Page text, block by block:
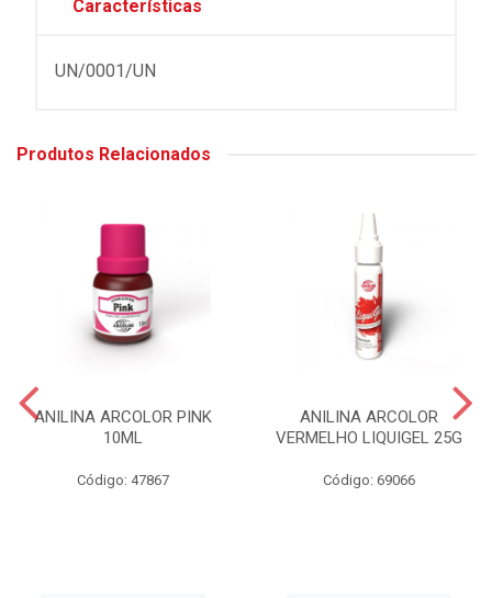
Características
UN/0001/UN
Produtos Relacionados
ANILINA ARCOLOR PINK
10ML
Código: 47867
ANILINA ARCOLOR
VERMELHO LIQUIGEL 25G
Código: 69066